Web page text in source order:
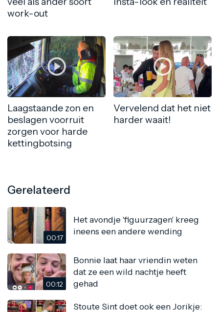
work-out
Laagstaande zon en
beslagen voorruit
zorgen voor harde
kettingbotsing
Vervelend dat het niet
harder waait!
Gerelateerd
00:17
Het avondje 'figuurzagen' kreeg
ineens een andere wending
00:12
Bonnie laat haar vriendin weten
dat ze een wild nachtje heeft
gehad
Stoute Sint doet ook een Jorikje: